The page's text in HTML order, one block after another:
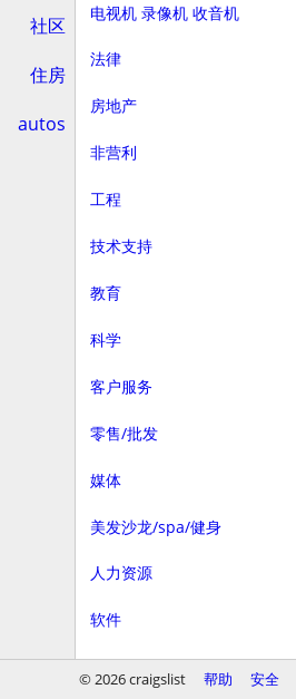
社区
住房
autos
电视机 录像机 收音机
法律
房地产
非营利
工程
技术支持
教育
科学
客户服务
零售/批发
媒体
美发沙龙/spa/健身
人力资源
软件
商务
© 2026 craigslist 帮助 安全